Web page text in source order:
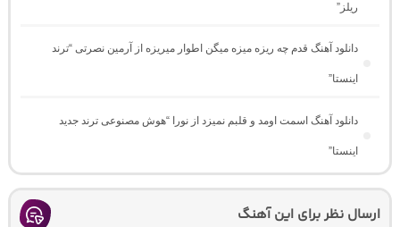
ریلز”
دانلود آهنگ ﻗﺪم ﭼﻪ رﻳﺰه ﻣﻴﺰه ﻣﻴﮕﻦ اﻃﻮار ﻣﻴﺮﻳﺰه از آرمین نصرتی “ترند
اینستا”
دانلود آهنگ اسمت اومد و قلبم نمیزد از نورا “هوش مصنوعی ترند جدید
اینستا”
ارسال نظر برای این آهنگ